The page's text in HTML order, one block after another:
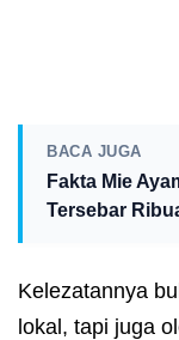
BACA JUGA
Fakta Mie
Tersebar
Kelezatannya
lokal, tapi juga